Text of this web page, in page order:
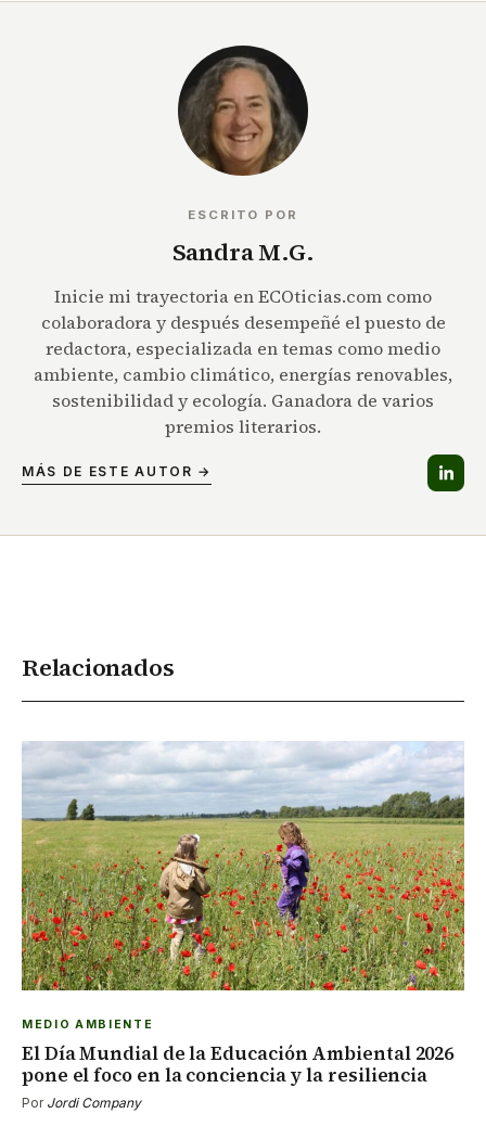
ESCRITO POR
Sandra M.G.
Inicie mi trayectoria en ECOticias.com como
colaboradora y después desempeñé el puesto de
redactora, especializada en temas como medio
ambiente, cambio climático, energías renovables,
sostenibilidad y ecología. Ganadora de varios
premios literarios.
MÁS DE ESTE AUTOR →
Relacionados
MEDIO AMBIENTE
El Día Mundial de la Educación Ambiental 2026
pone el foco en la conciencia y la resiliencia
Por Jordi Company